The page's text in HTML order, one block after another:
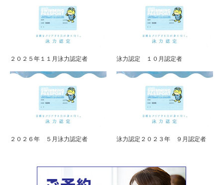
２０２５年１１月泳力認定者 泳力認定 １０月認定者
２０２６年 ５月泳力認定者 泳力認定２０２３年 ９月認定者